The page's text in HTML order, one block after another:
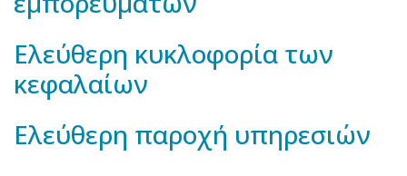
Ελεύθερη κυκλοφορία των
κεφαλαίων
Ελεύθερη παροχή υπηρεσιών